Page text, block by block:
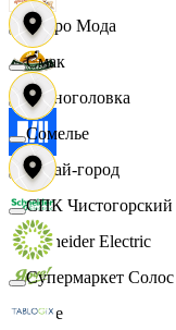
Цетро Мода
Черноголовка
Читай-город
Schneider Electric
Ярче
Смак
Сомелье
СПК Чистогорский
Супермаркет Солос